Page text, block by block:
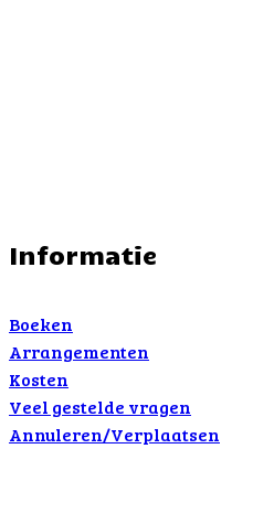
Informatie
Boeken
Arrangementen
Kosten
Veel gestelde vragen
Annuleren/Verplaatsen